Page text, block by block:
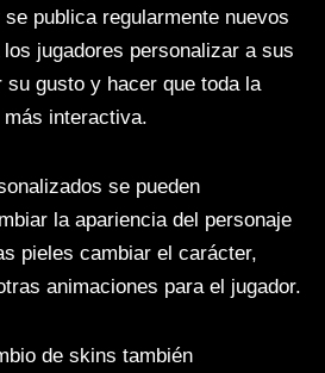
se publica regularmente nuevos
jugadores personalizar a sus
su gusto y hacer que toda la
interactiva.
se pueden
la apariencia del personaje
pieles cambiar el carácter,
animaciones para el jugador.
de skins también